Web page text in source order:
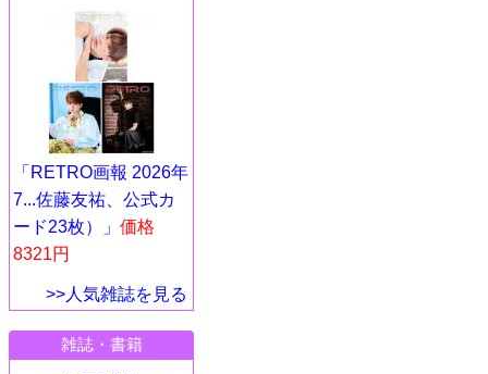
「RETRO画報 2026年
7...佐藤友祐、公式カ
ード23枚）」 価格
8321円
>>人気雑誌を見る
雑誌・書籍